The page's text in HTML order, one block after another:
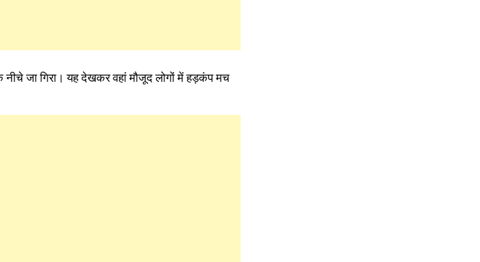
जा गिरा। यह देखकर वहां मौजूद लोगों में हड़कंप मच